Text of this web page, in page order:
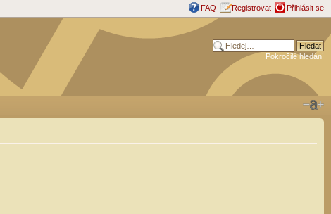
FAQ Registrovat Přihlásit se
Pokročilé hledání